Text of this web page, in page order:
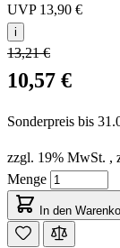
UVP 13,90 €
i
13,21 €
10,57 €
Sonderpreis bis
zzgl. 19% MwSt. ,
Menge
In den